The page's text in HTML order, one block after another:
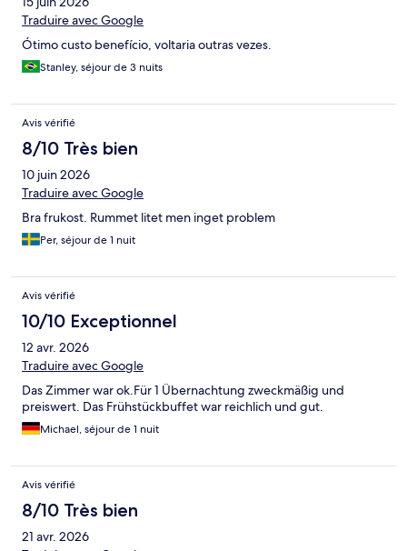
Traduire avec Google
Ótimo custo benefício, voltaria outras vezes.
Stanley, séjour de 3 nuits
Avis vérifié
8/10 Très bien
10 juin 2026
Traduire avec Google
Bra frukost. Rummet litet men inget problem
Per, séjour de 1 nuit
Avis vérifié
10/10 Exceptionnel
12 avr. 2026
Traduire avec Google
Das Zimmer war ok.Für 1 Übernachtung zweckmäßig und
preiswert. Das Frühstückbuffet war reichlich und gut.
Michael, séjour de 1 nuit
Avis vérifié
8/10 Très bien
21 avr. 2026